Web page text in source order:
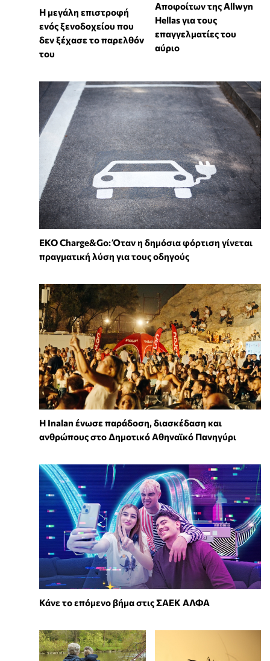
Η μεγάλη επιστροφή
ενός ξενοδοχείου που
δεν ξέχασε το παρελθόν
του
Αποφοίτων της Allwyn
Hellas για τους
επαγγελματίες του
αύριο
EKO Charge&Go: Όταν η δημόσια φόρτιση γίνεται
πραγματική λύση για τους οδηγούς
Η Inalan ένωσε παράδοση, διασκέδαση και
ανθρώπους στο Δημοτικό Αθηναϊκό Πανηγύρι
Κάνε το επόμενο βήμα στις ΣΑΕΚ ΑΛΦΑ